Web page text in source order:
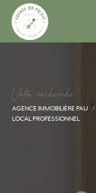
Votre recherche
AGENCE IMMOBILIÈRE PAU
LOCAL PROFESSIONNEL